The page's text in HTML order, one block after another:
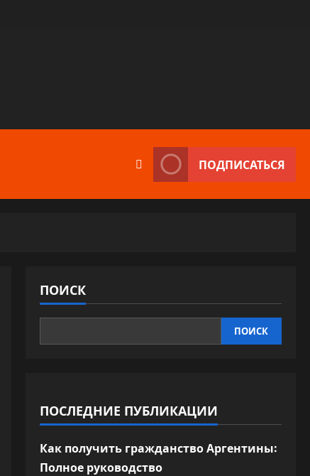
ПОДПИСАТЬСЯ
ПОИСК
ПОИСК
ПОСЛЕДНИЕ ПУБЛИКАЦИИ
Как получить гражданство Аргентины:
Полное руководство